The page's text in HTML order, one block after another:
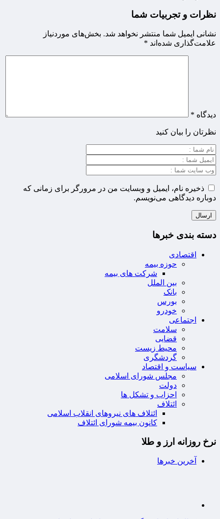
نظرات و تجربیات شما
نشانی ایمیل شما منتشر نخواهد شد. بخش‌های موردنیاز
علامت‌گذاری شده‌اند *
دیدگاه *
نظرتان را بیان کنید
ذخیره نام، ایمیل و وبسایت من در مرورگر برای زمانی که
دوباره دیدگاهی می‌نویسم.
دسته بندی خبرها
اقتصادی
حوزه بیمه
شرکت های بیمه
بین الملل
بانک
بورس
خودرو
اجتماعی
سلامت
قضایی
محیط زیست
گردشگری
سیاست و اقتصاد
مجلس شورای اسلامی
دولت
احزاب و تشکل ها
ائتلاف
ائتلاف های نیروهای انقلاب اسلامی
کانون بیمه شورای ائتلاف
نرخ روزانه ارز و طلا
آخرین خبرها